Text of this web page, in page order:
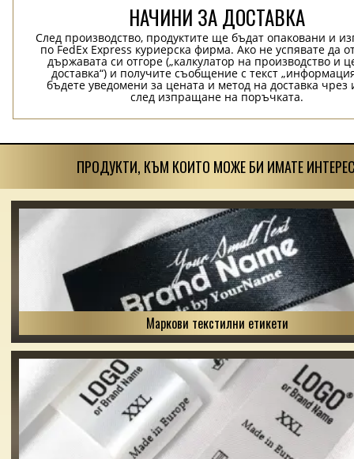
НАЧИНИ ЗА ДОСТАВКА
След производство, продуктите ще бъдат опаковани и
по FedEx Express куриерска фирма. Ако не успявате да
държавата си отгоре („калкулатор на производство и
доставка“) и получите съобщение с текст
бъдете уведомени за цената и метод на доставка чрез
след изпращане на поръчката.
ПРОДУКТИ, КЪМ КОИТО МОЖЕ БИ ИМАТЕ
Маркови текстилни етикети